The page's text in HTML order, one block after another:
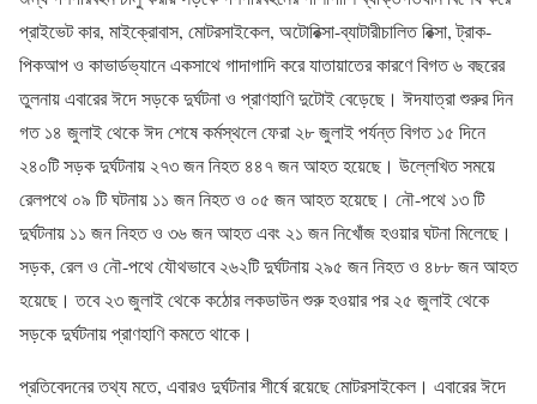
প্রাইভেট কার, মাইক্রোবাস, মোটরসাইকেল, অটোরিক্সা-ব্যাটারীচালিত রিক্সা, ট্রাক-
পিকআপ ও কাভার্ডভ্যানে একসাথে গাদাগাদি করে যাতায়াতের কারণে বিগত ৬ বছরের
তুলনায় এবারের ঈদে সড়কে দুর্ঘটনা ও প্রাণহাণি দুটোই বেড়েছে। ঈদযাত্রা শুরুর দিন
গত ১৪ জুলাই থেকে ঈদ শেষে কর্মস্থলে ফেরা ২৮ জুলাই পর্যন্ত বিগত ১৫ দিনে
২৪০টি সড়ক দুর্ঘটনায় ২৭৩ জন নিহত ৪৪৭ জন আহত হয়েছে। উল্লেখিত সময়ে
রেলপথে ০৯ টি ঘটনায় ১১ জন নিহত ও ০৫ জন আহত হয়েছে। নৌ-পথে ১৩ টি
দুর্ঘটনায় ১১ জন নিহত ও ৩৬ জন আহত এবং ২১ জন নিখোঁজ হওয়ার ঘটনা মিলেছে।
সড়ক, রেল ও নৌ-পথে যৌথভাবে ২৬২টি দুর্ঘটনায় ২৯৫ জন নিহত ও ৪৮৮ জন আহত
হয়েছে। তবে ২৩ জুলাই থেকে কঠোর লকডাউন শুরু হওয়ার পর ২৫ জুলাই থেকে
সড়কে দুর্ঘটনায় প্রাণহাণি কমতে থাকে।
প্রতিবেদনের তথ্য মতে, এবারও দুর্ঘটনার শীর্ষে রয়েছে মোটরসাইকেল। এবারের ঈদে